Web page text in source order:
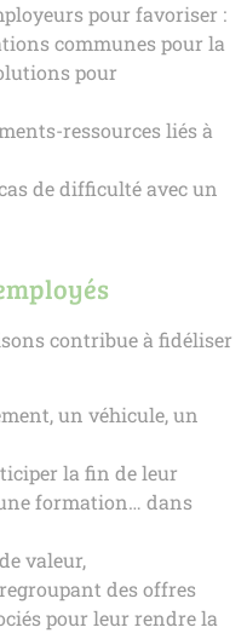
pour favoriser :
communes pour la
pour
ressources liés à
de difficulté avec un
contribue à fidéliser
un véhicule, un
la fin de leur
formation… dans
valeur,
des offres
pour leur rendre la